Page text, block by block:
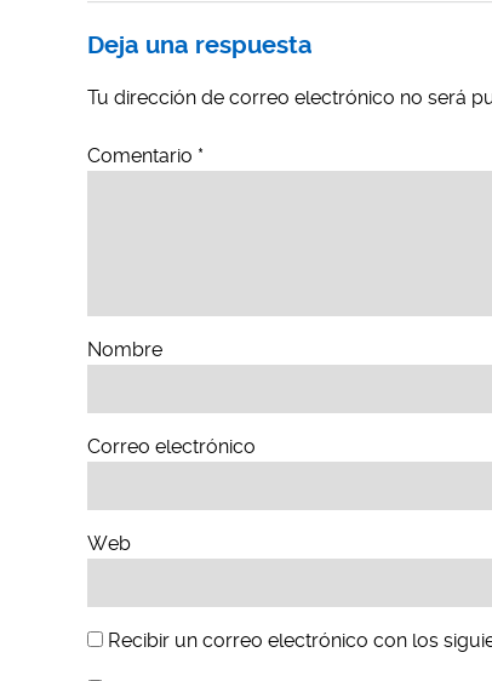
Deja una respuesta
Tu dirección de correo electrónico no será
Comentario *
Nombre
Correo electrónico
Web
Recibir un correo electrónico con los